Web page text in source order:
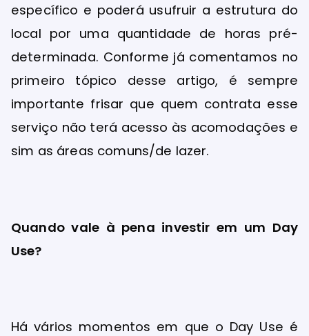
específico e poderá usufruir a estrutura do
local por uma quantidade de horas pré-
determinada. Conforme já comentamos no
primeiro tópico desse artigo, é sempre
importante frisar que quem contrata esse
serviço não terá acesso às acomodações e
sim as áreas comuns/de lazer.
Quando vale à pena investir em um Day
Use?
Há vários momentos em que o Day Use é